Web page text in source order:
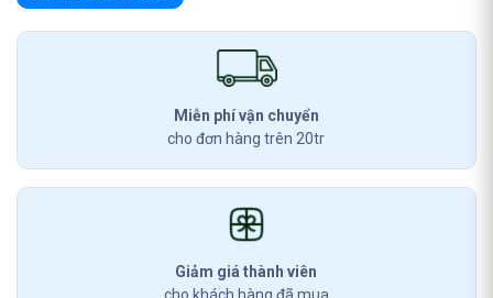
Miễn phí vận chuyển
cho đơn hàng trên 20tr
Giảm giá thành viên